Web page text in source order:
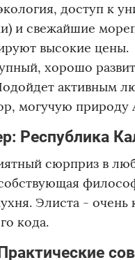
доступ к
и свежайшие
высокие цены.
хорошо
активным
могучую природу
Республика
сюрприз в
Элиста -
кода.